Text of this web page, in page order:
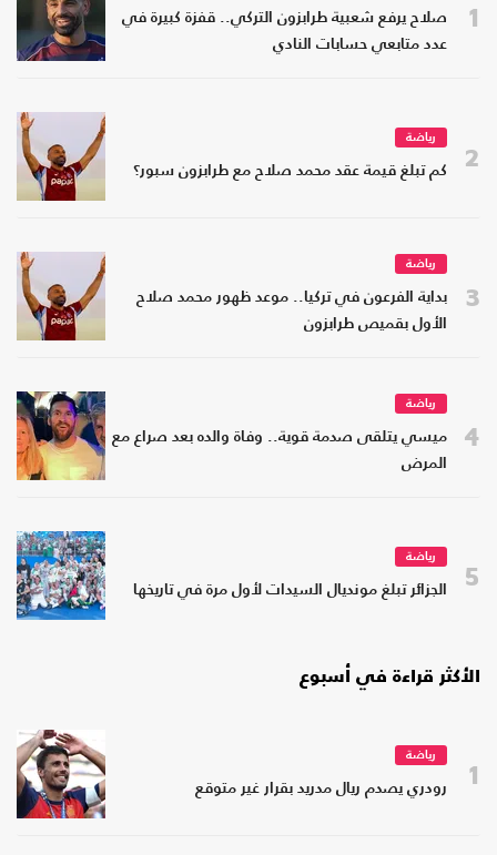
1
صلاح يرفع شعبية طرابزون التركي.. قفزة كبيرة في
عدد متابعي حسابات النادي
2
رياضة
كم تبلغ قيمة عقد محمد صلاح مع طرابزون سبور؟
3
رياضة
بداية الفرعون في تركيا.. موعد ظهور محمد صلاح
الأول بقميص طرابزون
4
رياضة
ميسي يتلقى صدمة قوية.. وفاة والده بعد صراع مع
المرض
5
رياضة
الجزائر تبلغ مونديال السيدات لأول مرة في تاريخها
الأكثر قراءة في أسبوع
1
رياضة
رودري يصدم ريال مدريد بقرار غير متوقع